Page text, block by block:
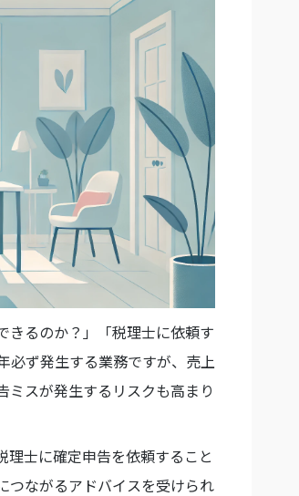
きるのか？」「税理士に依頼す
必ず発生する業務ですが、売上
ミスが発生するリスクも高まり
理士に確定申告を依頼すること
つながるアドバイスを受けられ